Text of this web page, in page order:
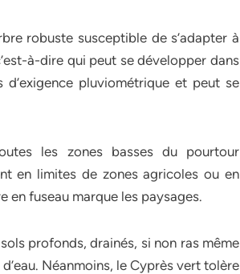
robuste susceptible de s’adapter à
à-dire qui peut se développer dans
pluviométrique et peut se
les zones basses du pourtour
en limites de zones agricoles ou en
en fuseau marque les paysages.
profonds, drainés, si non ras même
Néanmoins, le Cyprès vert tolère